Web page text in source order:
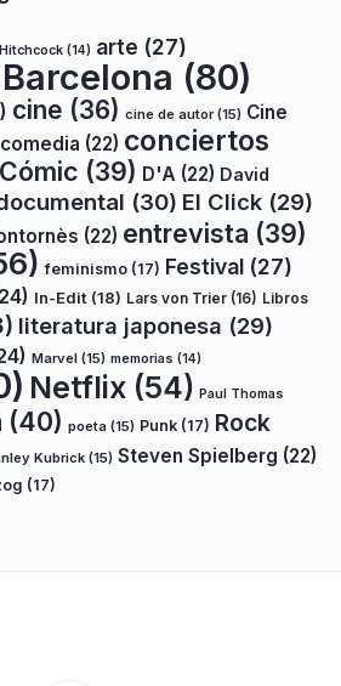
(14) arte (27)
Barcelona (80)
cine (36) cine de autor(15) Cine
comedia (22) conciertos
Cómic (39) D'A (22) David
(30) El Click (29)
(22) entrevista (39)
feminismo (17) Festival (27)
In-Edit (18) Lars von Trier (16) Libros
literatura japonesa (29)
Marvel (15) memorias (14)
Netflix (54) Paul Thomas
(40) poeta (15) Punk (17) Rock
Kubrick (15) Steven Spielberg (22)
(17)